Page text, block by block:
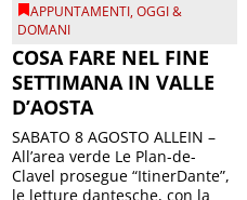
APPUNTAMENTI,OGGI &
DOMANI
COSA FARE NEL FINE
SETTIMANA IN VALLE
D’AOSTA
SABATO 8 AGOSTO ALLEIN –
All’area verde Le Plan-de-
Clavel prosegue “ItinerDante”,
le letture dantesche, con la